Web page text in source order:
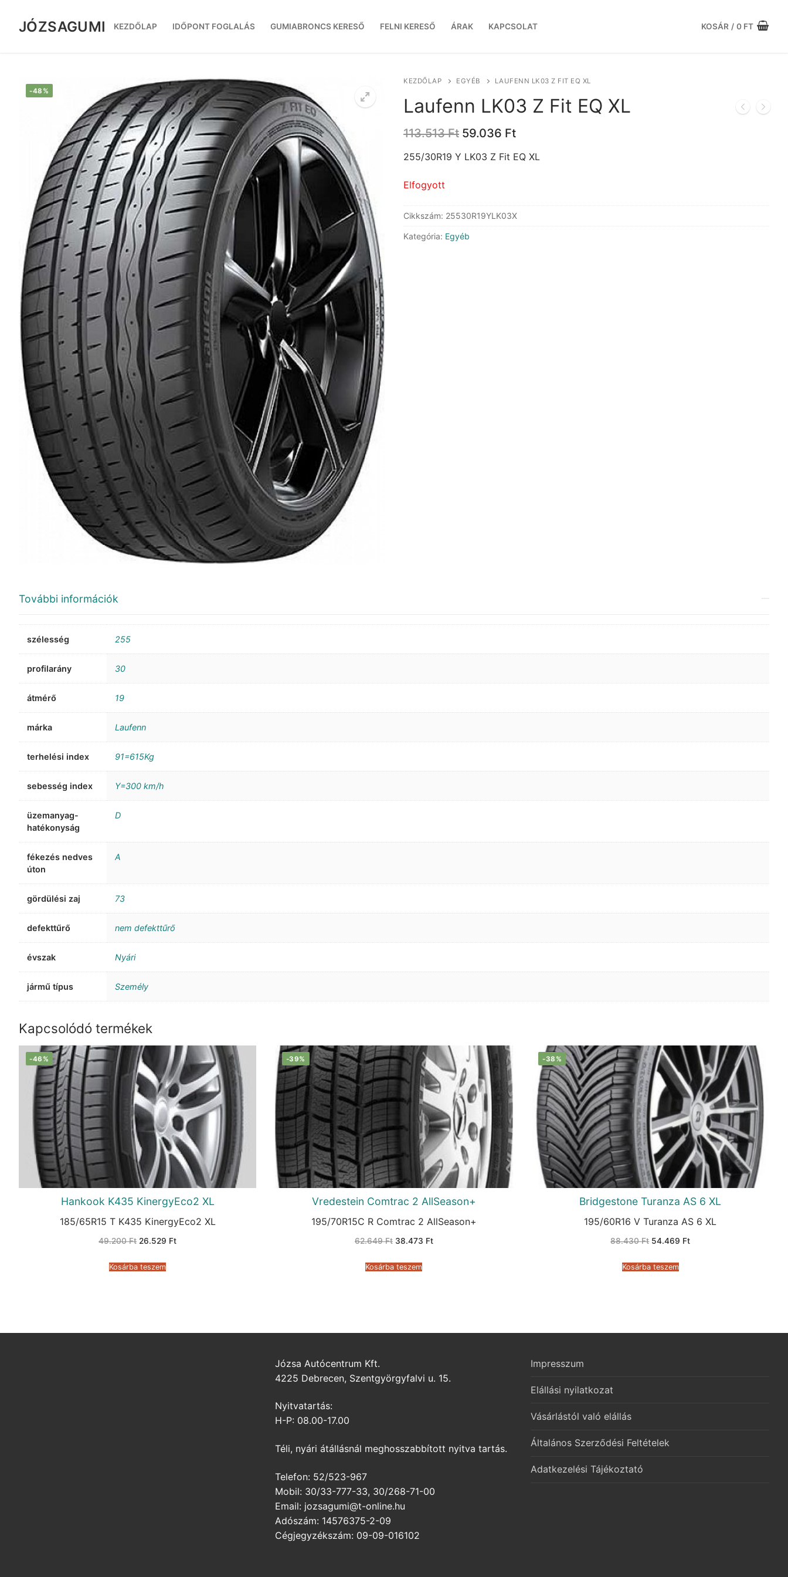
tartalomra
JÓZSAGUMI KEZDŐLAP IDŐPONT FOGLALÁS GUMIABRONCS KERESŐ FELNI KERESŐ ÁRAK KAPCSOLAT KOSÁR / 0 FT
-48%
KEZDŐLAP EGYÉB LAUFENN LK03 Z FIT EQ XL
Laufenn LK03 Z Fit EQ XL
113.513Ft Original
was:
59.036 FtCurrent
is:
255/30R19 Y LK03 Z Fit EQ XL
Elfogyott
Cikkszám: 25530R19YLK03X
Kategória: Egyéb
További információk
szélesség 255
profilarány 30
átmérő 19
márka Laufenn
terhelési index 91=615Kg
sebesség index Y=300 km/h
üzemanyag-
hatékonyság
D
fékezés nedves
úton
A
gördülési zaj 73
defekttűrő nem defekttűrő
évszak Nyári
jármű típus Személy
Kapcsolódó termékek
-46%
Hankook K435 KinergyEco2 XL
185/65R15 T K435 KinergyEco2 XL
49.200Ft Original
49.200 Ft.
26.529 FtCurrent
Kosárba teszem
-39%
Vredestein Comtrac 2 AllSeason+
195/70R15C R Comtrac 2 AllSeason+
62.649Ft Original
62.649 Ft.
38.473 FtCurrent
Kosárba teszem
-38%
Bridgestone Turanza AS 6 XL
195/60R16 V Turanza AS 6 XL
88.430Ft Original
88.430 Ft.
54.469 FtCurrent
Kosárba teszem
Józsa Autócentrum Kft.
4225 Debrecen, Szentgyörgyfalvi u. 15.
Nyitvatartás:
H-P: 08.00-17.00
Téli, nyári átállásnál meghosszabbított nyitva tartás.
Telefon: 52/523-967
Mobil: 30/33-777-33, 30/268-71-00
Email: jozsagumi@t-online.hu
Adószám: 14576375-2-09
Cégjegyzékszám: 09-09-016102
Impresszum
Elállási nyilatkozat
Vásárlástól való elállás
Általános Szerződési Feltételek
Adatkezelési Tájékoztató